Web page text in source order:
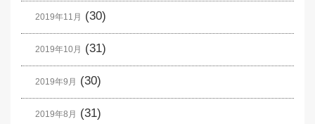
2019年11月 (30)
2019年10月 (31)
2019年9月 (30)
2019年8月 (31)